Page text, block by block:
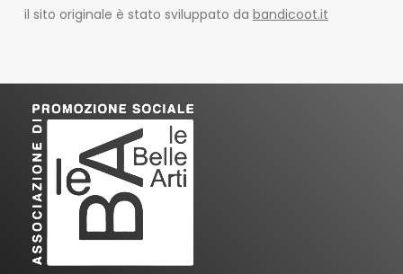
il sito originale è stato sviluppato da bandicoot.it